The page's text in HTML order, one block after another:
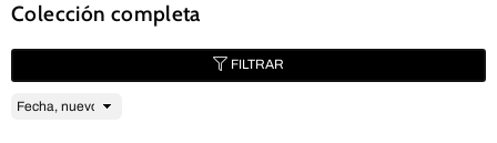
Colección completa
FILTRAR
Ordenar